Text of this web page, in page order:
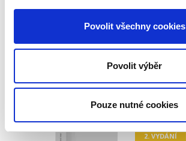
Povolit všechny cookies
Povolit výběr
Pouze nutné cookies
žádost) i aktivní...
Daně z
vydání
NOVINKA
2. VYDÁNÍ